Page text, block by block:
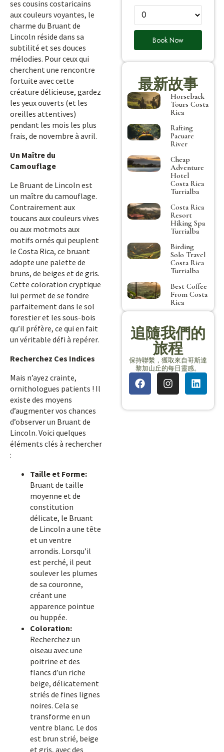
ses cousins costaricains
aux couleurs voyantes, le
charme du Bruant de
Lincoln réside dans sa
subtilité et ses douces
mélodies. Pour ceux qui
cherchent une rencontre
fortuite avec cette
créature délicieuse, gardez
les yeux ouverts (et les
oreilles attentives)
pendant les mois les plus
frais, de novembre à avril.
Un Maître du
Camouflage
Le Bruant de Lincoln est
un maître du camouflage.
Contrairement aux
toucans aux couleurs vives
ou aux motmots aux
motifs ornés qui peuplent
le Costa Rica, ce bruant
adopte une palette de
bruns, de beiges et de gris.
Cette coloration cryptique
lui permet de se fondre
parfaitement dans le sol
forestier et les sous-bois
qu’il préfère, ce qui en fait
un véritable défi à repérer.
Recherchez Ces Indices
Mais n’ayez crainte,
ornithologues patients ! Il
existe des moyens
d’augmenter vos chances
d’observer un Bruant de
Lincoln. Voici quelques
éléments clés à rechercher
:
Taille et Forme:
Bruant de taille
moyenne et de
constitution
délicate, le Bruant
de Lincoln a une tête
et un ventre
arrondis. Lorsqu’il
est perché, il peut
soulever les plumes
de sa couronne,
créant une
apparence pointue
ou huppée.
Coloration:
Recherchez un
oiseau avec une
poitrine et des
flancs d’un riche
beige, délicatement
striés de fines lignes
noires. Cela se
transforme en un
ventre blanc. Le dos
est brun strié, beige
et gris, avec des
Book Now
最新故事
Horseback
Tours Costa
Rica
Rafting
Pacuare
River
Cheap
Adventure
Hotel
Costa Rica
Turrialba
Costa Rica
Resort
Hiking Spa
Turrialba
Birding
Solo Travel
Costa Rica
Turrialba
Best Coffee
From Costa
Rica
追隨我們的
旅程
保持聯繫，獲取來自哥斯達
黎加山丘的每日靈感。